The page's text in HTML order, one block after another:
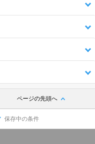
ページの先頭へ
保存中の条件